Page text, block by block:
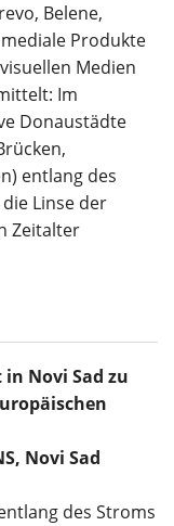
Belene,
Produkte
Medien
Im
Donaustädte
entlang des
Linse der
Zeitalter
Novi Sad zu
Novi Sad
des Stroms